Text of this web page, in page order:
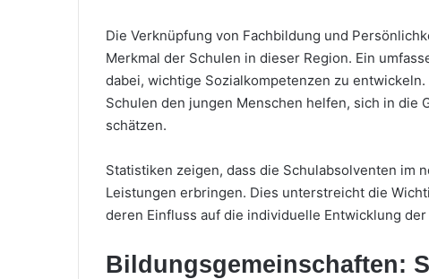
Die Verknüpfung von Fachbildung und
Merkmal der Schulen in dieser Region. Ein
dabei, wichtige Sozialkompetenzen zu
Schulen den jungen Menschen helfen, sich in die
schätzen.
Statistiken zeigen, dass die Schulabsolventen im
Leistungen erbringen. Dies unterstreicht die
deren Einfluss auf die individuelle Entwicklung
Bildungsgemeinschaften: